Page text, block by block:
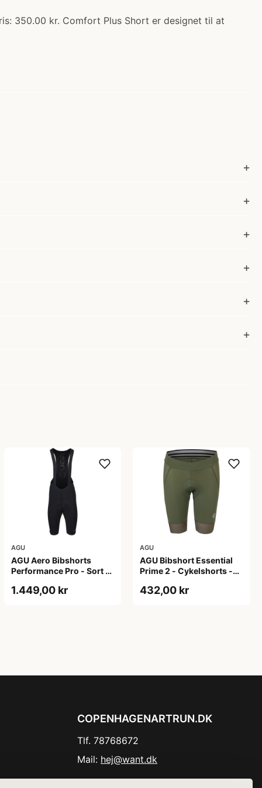
350.00 kr. Comfort Plus Short er designet til at
AGU
AGU Aero Bibshorts
Performance Pro - Sort -
1.449,00 kr
AGU
AGU Bibshort Essential
Prime 2 - Cykelshorts -
2XL
432,00 kr
COPENHAGENARTRUN.DK
Tlf. 78768672
Mail: hej@want.dk